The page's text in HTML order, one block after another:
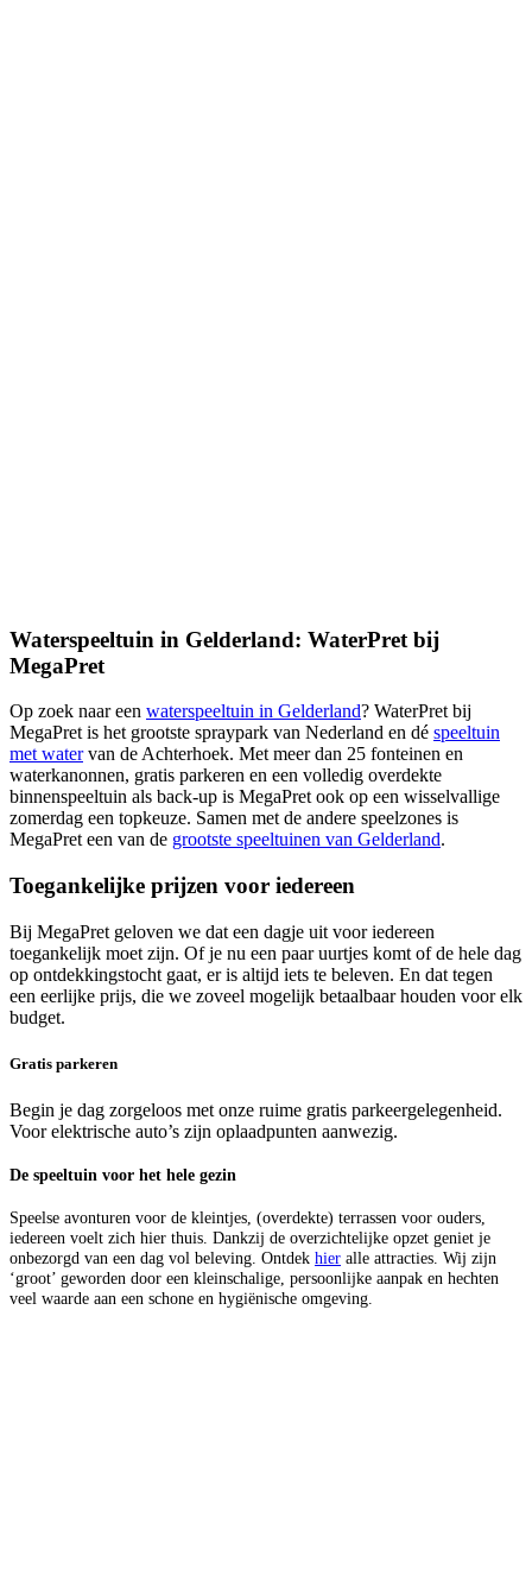
Waterspeeltuin in Gelderland: WaterPret bij
MegaPret
Op zoek naar een waterspeeltuin in Gelderland? WaterPret bij
MegaPret is het grootste spraypark van Nederland en dé speeltuin
met watervan de Achterhoek. Met meer dan 25 fonteinen en
waterkanonnen, gratis parkeren en een volledig overdekte
binnenspeeltuin als back-up is MegaPret ook op een wisselvallige
zomerdag een topkeuze. Samen met de andere speelzones is
MegaPret een van de grootste speeltuinen van Gelderland.
Toegankelijke prijzen voor iedereen
Bij MegaPret geloven we dat een dagje uit voor iedereen
toegankelijk moet zijn. Of je nu een paar uurtjes komt of de hele dag
op ontdekkingstocht gaat, er is altijd iets te beleven. En dat tegen
een eerlijke prijs, die we zoveel mogelijk betaalbaar houden voor elk
budget.
Gratis parkeren
Begin je dag zorgeloos met onze ruime gratis parkeergelegenheid.
Voor elektrische auto’s zijn oplaadpunten aanwezig.
De speeltuin voor het hele gezin
Speelse avonturen voor de kleintjes, (overdekte) terrassen voor ouders,
iedereen voelt zich hier thuis. Dankzij de overzichtelijke opzet geniet je
onbezorgd van een dag vol beleving. Ontdek hier alle attracties. Wij zijn
‘groot’ geworden door een kleinschalige, persoonlijke aanpak en hechten
veel waarde aan een schone en hygiënische omgeving.